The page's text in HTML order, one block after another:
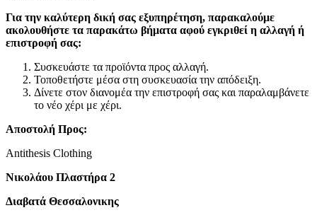
Για την καλύτερη δική σας εξυπηρέτηση, παρακαλούμε
ακολουθήστε τα παρακάτω βήματα αφού εγκριθεί η αλλαγή ή
επιστροφή σας:
Συσκευάστε τα προϊόντα προς αλλαγή.
Τοποθετήστε μέσα στη συσκευασία την απόδειξη.
Δίνετε στον διανομέα την επιστροφή σας και παραλαμβάνετε
το νέο χέρι με χέρι.
Αποστολή Προς:
Antithesis Clothing
Νικολάου Πλαστήρα 2
Διαβατά Θεσσαλονικης